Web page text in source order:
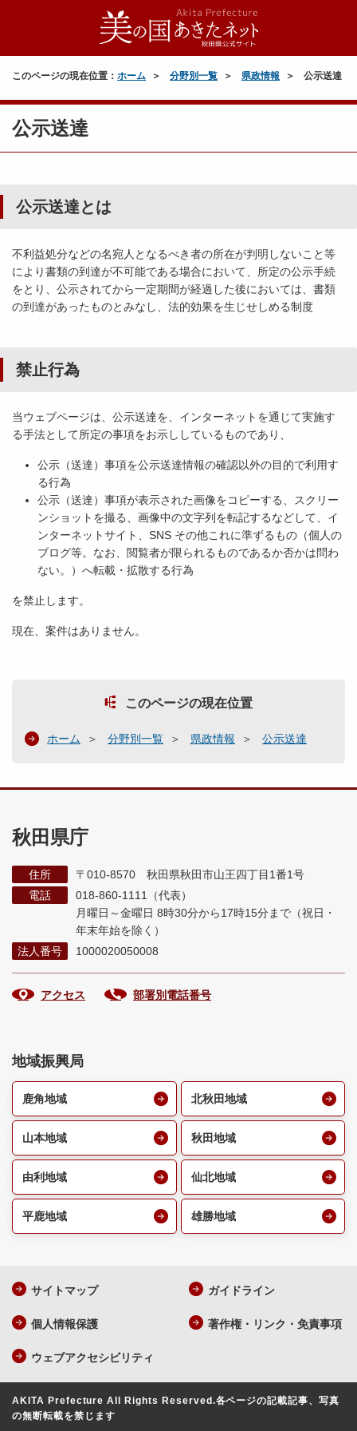
このページの現在位置： ホーム 分野別一覧 県政情報 公示送達
公示送達
公示送達とは
不利益処分などの名宛人となるべき者の所在が判明しないこと等
により書類の到達が不可能である場合において、所定の公示手続
をとり、公示されてから一定期間が経過した後においては、書類
の到達があったものとみなし、法的効果を生じせしめる制度
禁止行為
当ウェブページは、公示送達を、インターネットを通じて実施す
る手法として所定の事項をお示ししているものであり、
公示（送達）事項を公示送達情報の確認以外の目的で利用す
る行為
公示（送達）事項が表示された画像をコピーする、スクリー
ンショットを撮る、画像中の文字列を転記するなどして、イ
ンターネットサイト、SNS その他これに準ずるもの（個人の
ブログ等。なお、閲覧者が限られるものであるか否かは問わ
ない。）へ転載・拡散する行為
を禁止します。
現在、案件はありません。
このページの現在位置
ホーム 分野別一覧 県政情報 公示送達
秋田県庁
住所
〒010-8570 秋田県秋田市山王四丁目1番1号
電話
018-860-1111（代表）
月曜日～金曜日 8時30分から17時15分まで （祝日・
年末年始を除く）
法人番号
1000020050008
アクセス 部署別電話番号
地域振興局
鹿角地域 北秋田地域
山本地域 秋田地域
由利地域 仙北地域
平鹿地域 雄勝地域
サイトマップ ガイドライン
個人情報保護 著作権・リンク・免責事項
ウェブアクセシビリティ
AKITA Prefecture All Rights Reserved.各ページの記載記事、写真
の無断転載を禁じます